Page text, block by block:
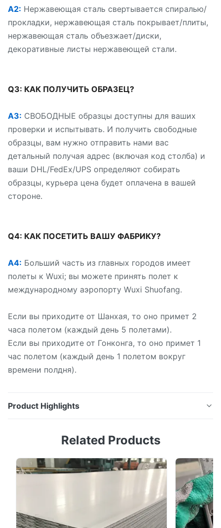
A2: Нержавеющая сталь свертывается спиралью/
прокладки, нержавеющая сталь покрывает/плиты,
нержавеющая сталь объезжает/диски,
декоративные листы нержавеющей стали.
Q3: КАК ПОЛУЧИТЬ ОБРАЗЕЦ?
A3: СВОБОДНЫЕ образцы доступны для ваших
проверки и испытывать. И получить свободные
образцы, вам нужно отправить нами вас
детальный получая адрес (включая код столба) и
ваши DHL/FedEx/UPS определяют собирать
образцы, курьера цена будет оплачена в вашей
стороне.
Q4: КАК ПОСЕТИТЬ ВАШУ ФАБРИКУ?
A4: Больший часть из главных городов имеет
полеты к Wuxi; вы можете принять полет к
международному аэропорту Wuxi Shuofang.
Если вы приходите от Шанхая, то оно примет 2
часа полетом (каждый день 5 полетами).
Если вы приходите от Гонконга, то оно примет 1
час полетом (каждый день 1 полетом вокруг
времени полдня).
Product Highlights
покрыло лист стали Decoiling Inox плиты
Нержавеющая сталь SUS316 имеет хорошую
пластичность, твердость, холодный denaturation, и
сваривая отростчатое представление. 316 имеют
хорошую высокотемпературную прочность ...
Related Products